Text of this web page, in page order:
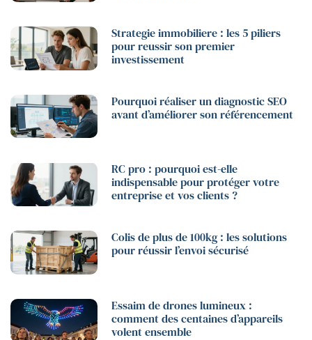
Strategie immobiliere : les 5 piliers
pour reussir son premier
investissement
Pourquoi réaliser un diagnostic SEO
avant d’améliorer son référencement
RC pro : pourquoi est-elle
indispensable pour protéger votre
entreprise et vos clients ?
Colis de plus de 100kg : les solutions
pour réussir l’envoi sécurisé
Essaim de drones lumineux :
comment des centaines d’appareils
volent ensemble